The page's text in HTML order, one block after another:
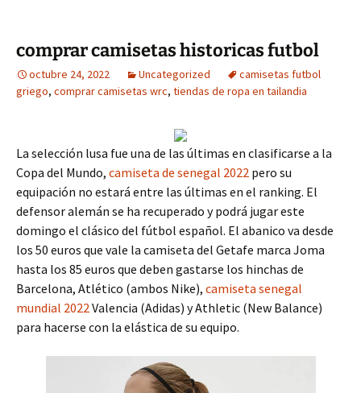
comprar camisetas historicas futbol
octubre 24, 2022 Uncategorized
camisetas futbol
griego, comprar camisetas wrc, tiendas de ropa en tailandia
La selección lusa fue una de las últimas en clasificarse a la
Copa del Mundo, camiseta de senegal 2022 pero su
equipación no estará entre las últimas en el ranking. El
defensor alemán se ha recuperado y podrá jugar este
domingo el clásico del fútbol español. El abanico va desde
los 50 euros que vale la camiseta del Getafe marca Joma
hasta los 85 euros que deben gastarse los hinchas de
Barcelona, Atlético (ambos Nike), camiseta senegal
mundial 2022Valencia (Adidas) y Athletic (New Balance)
para hacerse con la elástica de su equipo.